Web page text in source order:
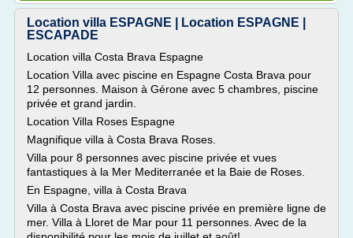
Location villa ESPAGNE | Location ESPAGNE |
ESCAPADE
Location villa Costa Brava Espagne
Location Villa avec piscine en Espagne Costa Brava pour
12 personnes. Maison à Gérone avec 5 chambres, piscine
privée et grand jardin.
Location Villa Roses Espagne
Magnifique villa à Costa Brava Roses.
Villa pour 8 personnes avec piscine privée et vues
fantastiques à la Mer Mediterranée et la Baie de Roses.
En Espagne, villa à Costa Brava
Villa à Costa Brava avec piscine privée en première ligne de
mer. Villa à Lloret de Mar pour 11 personnes. Avec de la